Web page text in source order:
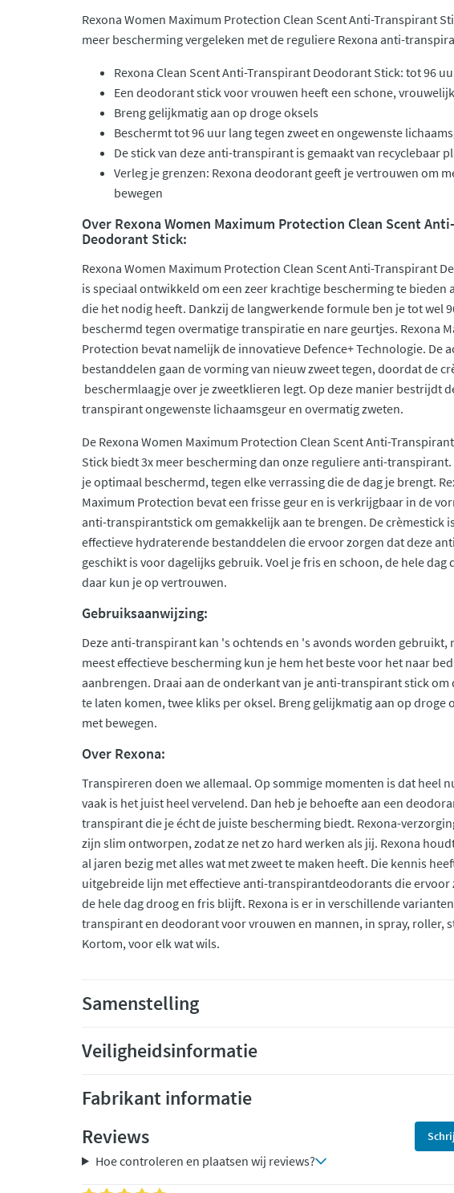
Rexona Women Maximum Protection Clean Scent Anti-Transpirant
meer bescherming vergeleken met de reguliere Rexona anti-
Rexona Clean Scent Anti-Transpirant Deodorant Stick: tot 96
Een deodorant stick voor vrouwen heeft een schone,
Breng gelijkmatig aan op droge oksels
Beschermt tot 96 uur lang tegen zweet en ongewenste
De stick van deze anti-transpirant is gemaakt van recyclebaar
Verleg je grenzen: Rexona deodorant geeft je vertrouwen om
bewegen
Over Rexona Women Maximum Protection Clean Scent
Deodorant Stick:
Rexona Women Maximum Protection Clean Scent Anti-Transpirant
is speciaal ontwikkeld om een zeer krachtige bescherming te bieden
die het nodig heeft. Dankzij de langwerkende formule ben je tot wel
beschermd tegen overmatige transpiratie en nare geurtjes. Rexona
Protection bevat namelijk de innovatieve Defence+ Technologie. De
bestanddelen gaan de vorming van nieuw zweet tegen, doordat de
beschermlaagje over je zweetklieren legt. Op deze manier bestrijdt
transpirant ongewenste lichaamsgeur en overmatig zweten.
De Rexona Women Maximum Protection Clean Scent Anti-
Stick biedt 3x meer bescherming dan onze reguliere anti-
je optimaal beschermd, tegen elke verrassing die de dag je brengt.
Maximum Protection bevat een frisse geur en is verkrijgbaar in de
anti-transpirantstick om gemakkelijk aan te brengen. De crèmestick
effectieve hydraterende bestanddelen die ervoor zorgen dat deze
geschikt is voor dagelijks gebruik. Voel je fris en schoon, de hele dag
daar kun je op vertrouwen.
Gebruiksaanwijzing:
Deze anti-transpirant kan 's ochtends en 's avonds worden gebruikt,
meest effectieve bescherming kun je hem het beste voor het naar
aanbrengen. Draai aan de onderkant van je anti-transpirant stick om
te laten komen, twee kliks per oksel. Breng gelijkmatig aan op droge
met bewegen.
Over Rexona:
Transpireren doen we allemaal. Op sommige momenten is dat heel
vaak is het juist heel vervelend. Dan heb je behoefte aan een
transpirant die je écht de juiste bescherming biedt. Rexona-
zijn slim ontworpen, zodat ze net zo hard werken als jij. Rexona
al jaren bezig met alles wat met zweet te maken heeft. Die kennis
uitgebreide lijn met effectieve anti-transpirantdeodorants die ervoor
de hele dag droog en fris blijft. Rexona is er in verschillende
transpirant en deodorant voor vrouwen en mannen, in spray, roller,
Kortom, voor elk wat wils.
Samenstelling
Veiligheidsinformatie
Fabrikant informatie
Reviews
Hoe controleren en plaatsen wij reviews?